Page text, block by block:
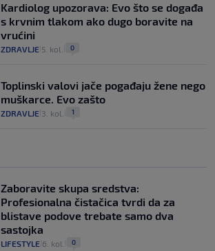
Kardiolog upozorava: Evo što se događa
s krvnim tlakom ako dugo boravite na
vrućini
ZDRAVLJE 5. kol. 0
Toplinski valovi jače pogađaju žene nego
muškarce. Evo zašto
ZDRAVLJE 3. kol. 1
Zaboravite skupa sredstva:
Profesionalna čistačica tvrdi da za
blistave podove trebate samo dva
sastojka
LIFESTYLE 6. kol. 0